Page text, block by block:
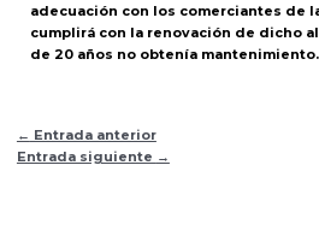
adecuación con los comerciantes de
cumplirá con la renovación de dicho
de 20 años no obtenía mantenimiento.
← Entrada anterior
Entrada siguiente →